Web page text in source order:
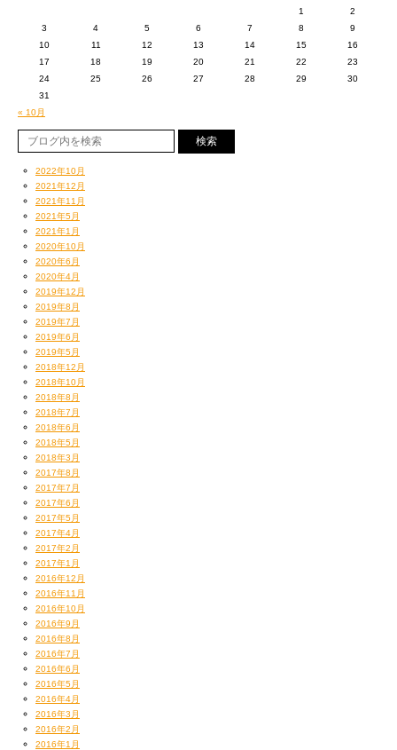
1
2
3
4 5 6 7 8
9
10
11 12 13 14 15
16
17
18 19 20 21 22
23
24
25 26 27 28 29
30
31
« 10月
2022年10月
2021年12月
2021年11月
2021年5月
2021年1月
2020年10月
2020年6月
2020年4月
2019年12月
2019年8月
2019年7月
2019年6月
2019年5月
2018年12月
2018年10月
2018年8月
2018年7月
2018年6月
2018年5月
2018年3月
2017年8月
2017年7月
2017年6月
2017年5月
2017年4月
2017年2月
2017年1月
2016年12月
2016年11月
2016年10月
2016年9月
2016年8月
2016年7月
2016年6月
2016年5月
2016年4月
2016年3月
2016年2月
2016年1月